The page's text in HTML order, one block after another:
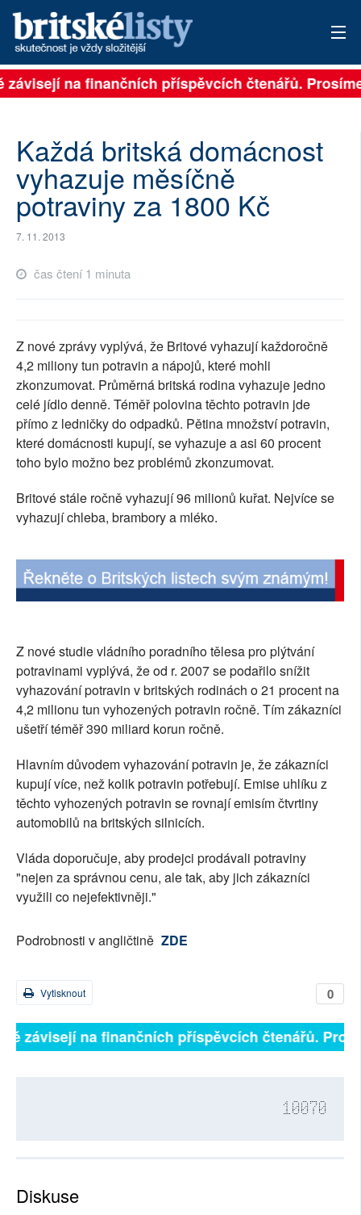
PŘIHLÁSIT
ARCHIV
ROZHOVORY
TÉMATA
NEJČTENĚJŠÍ ZA 7 DNÍ
PŘÍSPĚVKY NA PROVOZ
SOCIÁLNÍ SÍTĚ
RUBRIKY
PLNÁ VERZE STRÁNEK
na finančních příspěvcích čtenářů.
Každá britská domácnost
vyhazuje měsíčně
potraviny za 1800 Kč
7. 11. 2013
čas čtení 1 minuta
Z nové zprávy vyplývá, že Britové vyhazují každoročně
4,2 miliony tun potravin a nápojů, které mohli
zkonzumovat. Průměrná britská rodina vyhazuje jedno
celé jídlo denně. Téměř polovina těchto potravin jde
přímo z ledničky do odpadků. Pětina množství potravin,
které domácnosti kupují, se vyhazuje a asi 60 procent
toho bylo možno bez problémů zkonzumovat.
Britové stále ročně vyhazují 96 milionů kuřat. Nejvíce se
vyhazují chleba, brambory a mléko.
Z nové studie vládního poradního tělesa pro plýtvání
potravinami vyplývá, že od r. 2007 se podařilo snížit
vyhazování potravin v britských rodinách o 21 procent na
4,2 milionu tun vyhozených potravin ročně. Tím zákazníci
ušetří téměř 390 miliard korun ročně.
Hlavním důvodem vyhazování potravin je, že zákazníci
kupují více, než kolik potravin potřebují. Emise uhlíku z
těchto vyhozených potravin se rovnají emisím čtvrtiny
automobilů na britských silnicích.
Vláda doporučuje, aby prodejci prodávali potraviny
"nejen za správnou cenu, ale tak, aby jich zákazníci
využili co nejefektivněji."
Podrobnosti v angličtině ZDE
0
Vytisknout
závisejí na finančních příspěvcích čtenářů.
10070
Diskuse